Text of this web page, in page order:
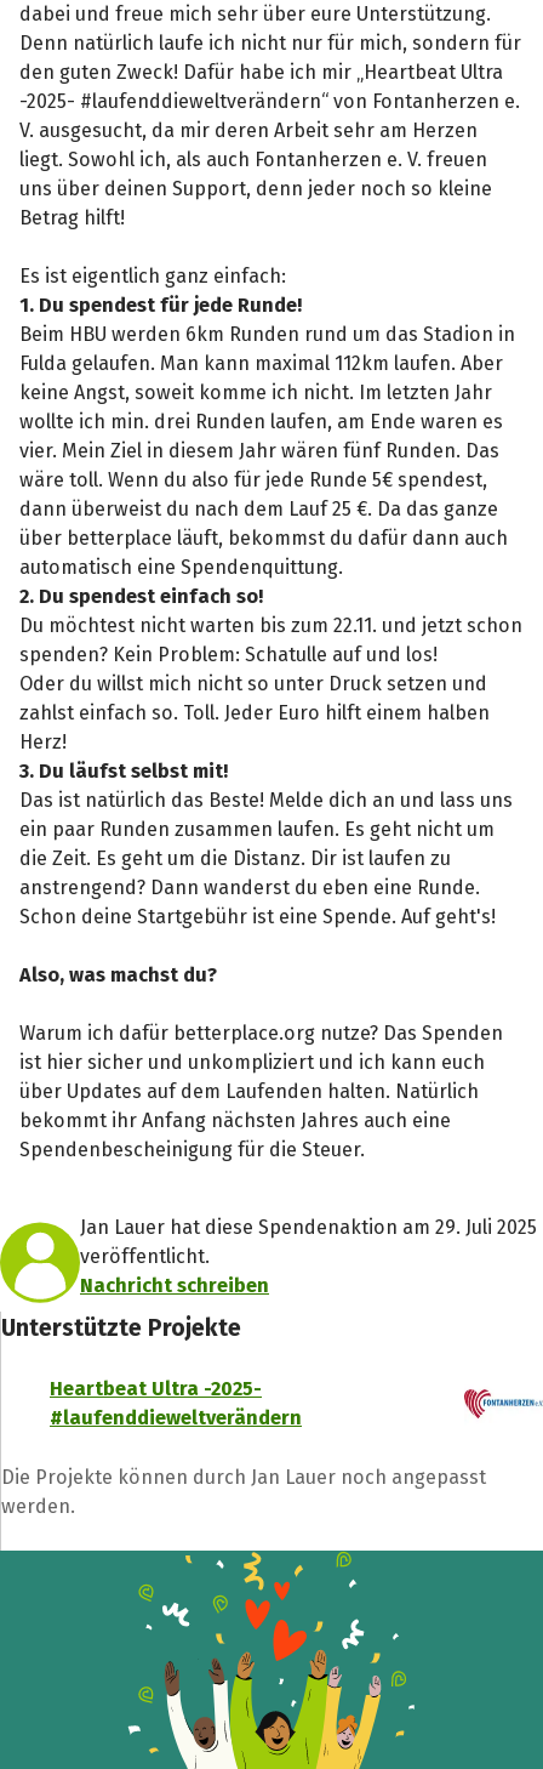
dabei und freue mich sehr über eure Unterstützung.
Denn natürlich laufe ich nicht nur für mich, sondern für
den guten Zweck! Dafür habe ich mir „Heartbeat Ultra
-2025- #laufenddieweltverändern“ von Fontanherzen e.
V. ausgesucht, da mir deren Arbeit sehr am Herzen
liegt. Sowohl ich, als auch Fontanherzen e. V. freuen
uns über deinen Support, denn jeder noch so kleine
Betrag hilft!
Es ist eigentlich ganz einfach:
1. Du spendest für jede Runde!
Beim HBU werden 6km Runden rund um das Stadion in
Fulda gelaufen. Man kann maximal 112km laufen. Aber
keine Angst, soweit komme ich nicht. Im letzten Jahr
wollte ich min. drei Runden laufen, am Ende waren es
vier. Mein Ziel in diesem Jahr wären fünf Runden. Das
wäre toll. Wenn du also für jede Runde 5€ spendest,
dann überweist du nach dem Lauf 25 €. Da das ganze
über betterplace läuft, bekommst du dafür dann auch
automatisch eine Spendenquittung.
2. Du spendest einfach so!
Du möchtest nicht warten bis zum 22.11. und jetzt schon
spenden? Kein Problem: Schatulle auf und los!
Oder du willst mich nicht so unter Druck setzen und
zahlst einfach so. Toll. Jeder Euro hilft einem halben
Herz!
3. Du läufst selbst mit!
Das ist natürlich das Beste! Melde dich an und lass uns
ein paar Runden zusammen laufen. Es geht nicht um
die Zeit. Es geht um die Distanz. Dir ist laufen zu
anstrengend? Dann wanderst du eben eine Runde.
Schon deine Startgebühr ist eine Spende. Auf geht's!
Also, was machst du?
Warum ich dafür betterplace.org nutze? Das Spenden
ist hier sicher und unkompliziert und ich kann euch
über Updates auf dem Laufenden halten. Natürlich
bekommt ihr Anfang nächsten Jahres auch eine
Spendenbescheinigung für die Steuer.
Jan Lauer hat diese Spendenaktion am 29. Juli 2025
veröffentlicht.
Nachricht schreiben
Unterstützte Projekte
Heartbeat Ultra -2025-
#laufenddieweltverändern
Die Projekte können durch Jan Lauer noch angepasst
werden.
Teile die Spendenaktion
Hilf mit noch mehr Spenden zu sammeln!